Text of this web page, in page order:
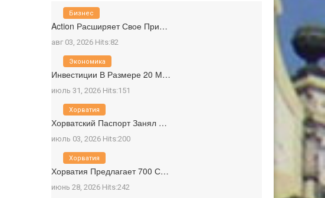
Action Расширяет Свое При…
авг 03, 2026 Hits:82
Бизнес
Инвестиции В Размере 20 М…
июль 31, 2026 Hits:151
Экономика
Хорватский Паспорт Занял …
июль 03, 2026 Hits:200
Хорватия
Хорватия Предлагает 700 С…
июнь 28, 2026 Hits:242
Хорватия